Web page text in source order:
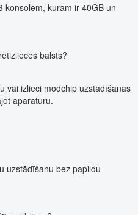
konsolēm, kurām ir 40GB un
balsts?
vai izlieci modchip uzstādīšanas
aparatūru.
uzstādīšanu bez papildu